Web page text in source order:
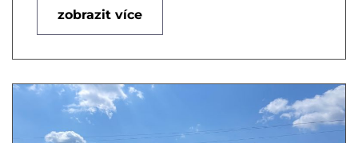
zobrazit více